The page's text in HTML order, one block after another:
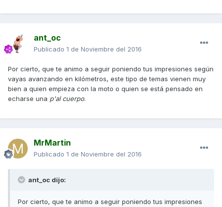
ant_oc
Publicado 1 de Noviembre del 2016
Por cierto, que te animo a seguir poniendo tus impresiones según
vayas avanzando en kilómetros, este tipo de temas vienen muy
bien a quien empieza con la moto o quien se está pensado en
echarse una p'al cuerpo.
MrMartin
Publicado 1 de Noviembre del 2016
ant_oc dijo:
Por cierto, que te animo a seguir poniendo tus impresiones